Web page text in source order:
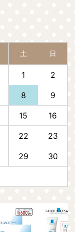
土 日
1 2
8 9
15 16
22 23
29 30